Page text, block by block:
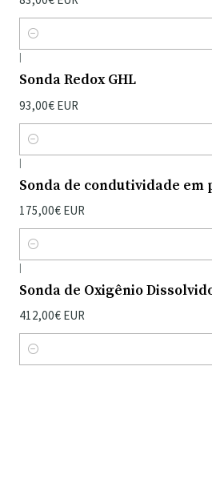
Quantidade
|
Sonda Redox GHL
93,00€ EUR
Quantidade
|
Sonda de condutividade em
175,00€ EUR
Quantidade
|
Sonda de Oxigênio
412,00€ EUR
Quantidade